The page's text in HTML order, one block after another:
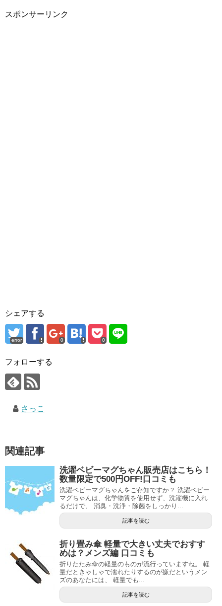
スポンサーリンク
シェアする
error 0 0
フォローする
さっこ
関連記事
洗濯ベビーマグちゃん販売店はこちら！
数量限定で500円OFF!口コミも
洗濯ベビーマグちゃんをご存知ですか？ 洗濯ベビー
マグちゃんは、化学物質を使用せず、洗濯機に入れ
るだけで、 消臭・洗浄・除菌をしっかり...
記事を読む
折り畳み傘 軽量で大きい丈夫でおすす
めは？メンズ編 口コミも
折りたたみ傘の軽量のものが流行っていますね。 軽
量だときゃしゃで濡れたりするのが嫌だというメン
ズのあなたには、 軽量でも...
記事を読む